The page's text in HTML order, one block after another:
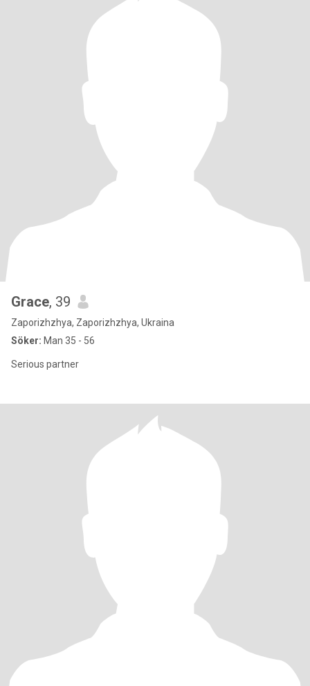
Grace, 39
Zaporizhzhya, Zaporizhzhya, Ukraina
Söker: Man 35 - 56
Serious partner